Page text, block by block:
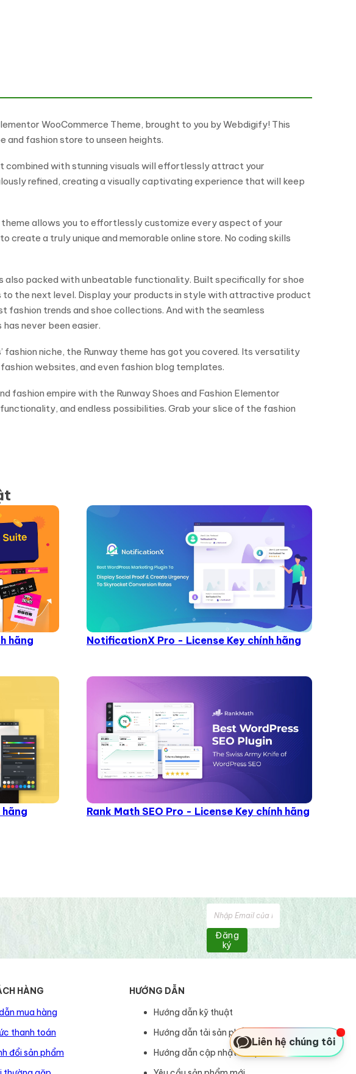
Theme số lượng
WooCommerce Theme, brought to you by Webdigify! This
fashion store to unseen heights.
combined with stunning visuals will effortlessly attract your
refined, creating a visually captivating experience that will keep
allows you to effortlessly customize every aspect of your
a truly unique and memorable online store. No coding skills
also packed with unbeatable functionality. Built specifically for shoe
the next level. Display your products in style with attractive product
fashion trends and shoe collections. And with the seamless
never been easier.
niche, the Runway theme has got you covered. Its versatility
websites, and even fashion blog templates.
fashion empire with the Runway Shoes and Fashion Elementor
and endless possibilities. Grab your slice of the fashion
hãng NotificationX Pro - License Key chính hãng
hãng Rank Math SEO Pro - License Key chính hãng
Đăng
ký
HÀNG
mua hàng
thanh toán
đổi sản phẩm
HƯỚNG DẪN
Hướng dẫn kỹ thuật
Hướng dẫn tải sản phẩm
Hướng dẫn cập nhật sản phẩm
Liên hệ chúng tôi